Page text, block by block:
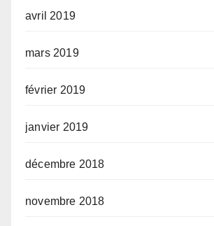
avril 2019
mars 2019
février 2019
janvier 2019
décembre 2018
novembre 2018